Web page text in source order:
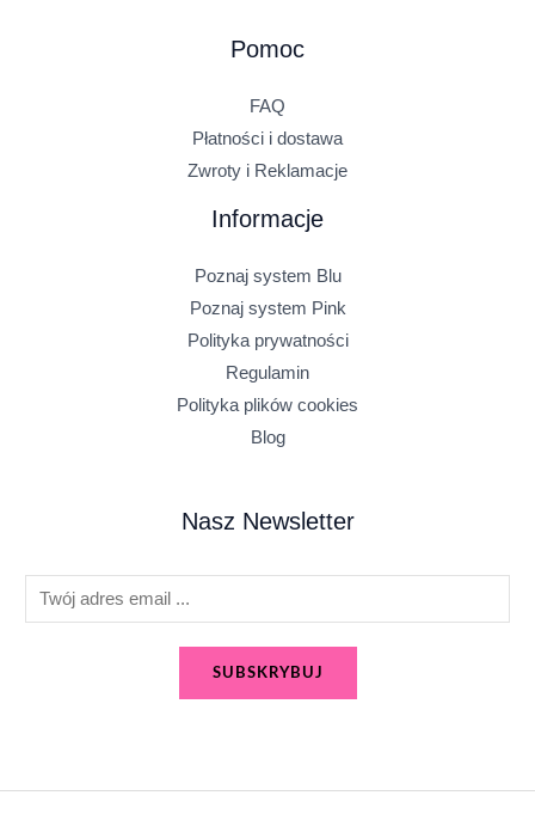
Pomoc
FAQ
Płatności i dostawa
Zwroty i Reklamacje
Informacje
Poznaj system Blu
Poznaj system Pink
Polityka prywatności
Regulamin
Polityka plików cookies
Blog
Nasz Newsletter
m
SUBSKRYBUJ